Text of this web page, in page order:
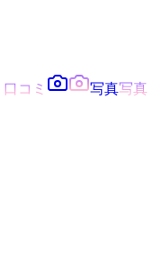
口コミ 写真写真